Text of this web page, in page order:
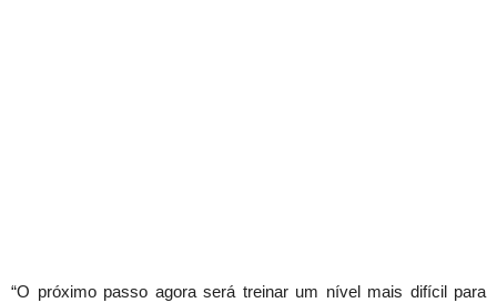
“O próximo passo agora será treinar um nível mais difícil para